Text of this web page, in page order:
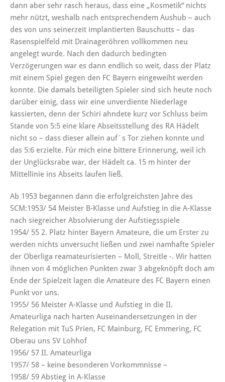
dann aber sehr rasch heraus, dass eine „Kosmetik“ nichts
mehr nützt, weshalb nach entsprechendem Aushub – auch
des von uns seinerzeit implantierten Bauschutts – das
Rasenspielfeld mit Drainageröhren vollkommen neu
angelegt wurde. Nach den dadurch bedingten
Verzögerungen war es dann endlich so weit, dass der Platz
mit einem Spiel gegen den FC Bayern eingeweiht werden
konnte. Die damals beteiligten Spieler sind sich heute noch
darüber einig, dass wir eine unverdiente Niederlage
kassierten, denn der Schiri ahndete kurz vor Schluss beim
Stande von 5:5 eine klare Abseitsstellung des RA Hädelt
nicht so – dass dieser allein auf´s Tor ziehen konnte und
das 5:6 erzielte. Für mich eine bittere Erinnerung, weil ich
der Unglücksrabe war, der Hädelt ca. 15 m hinter der
Mittellinie ins Abseits laufen ließ.
Ab 1953 begannen dann die erfolgreichsten Jahre des
SCM:1953/ 54 Meister B-Klasse und Aufstieg in die A-Klasse
nach siegreicher Absolvierung der Aufstiegsspiele
1954/ 55 2. Platz hinter Bayern Amateure, die um Erster zu
werden nichts unversucht ließen und zwei namhafte Spieler
der Oberliga reamateurisierten – Moll, Streitle -. Wir hatten
ihnen von 4 möglichen Punkten zwar 3 abgeknöpft doch am
Ende der Spielzeit lagen die Amateure des FC Bayern einen
Punkt vor uns.
1955/ 56 Meister A-Klasse und Aufstieg in die II.
Amateurliga nach harten Auseinandersetzungen in der
Relegation mit TuS Prien, FC Mainburg, FC Emmering, FC
Oberau uns SV Lohhof
1956/ 57 II. Amateurliga
1957/ 58 – keine besonderen Vorkommnisse –
1958/ 59 Abstieg in A-Klasse